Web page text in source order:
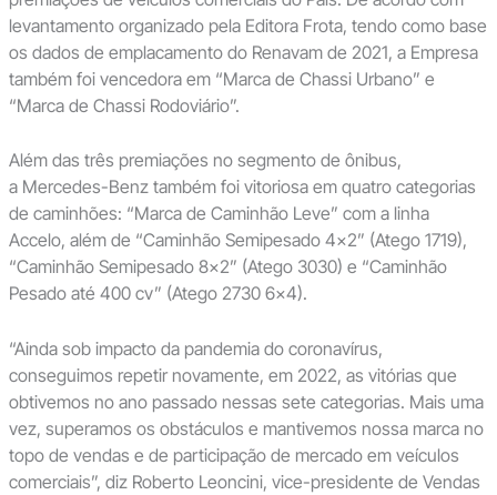
levantamento organizado pela Editora Frota, tendo como base
os dados de emplacamento do Renavam de 2021, a Empresa
também foi vencedora em “Marca de Chassi Urbano” e
“Marca de Chassi Rodoviário”.
Além das três premiações no segmento de ônibus,
a Mercedes-Benz também foi vitoriosa em quatro categorias
de caminhões: “Marca de Caminhão Leve” com a linha
Accelo, além de “Caminhão Semipesado 4×2” (Atego 1719),
“Caminhão Semipesado 8×2” (Atego 3030) e “Caminhão
Pesado até 400 cv” (Atego 2730 6×4).
“Ainda sob impacto da pandemia do coronavírus,
conseguimos repetir novamente, em 2022, as vitórias que
obtivemos no ano passado nessas sete categorias. Mais uma
vez, superamos os obstáculos e mantivemos nossa marca no
topo de vendas e de participação de mercado em veículos
comerciais”, diz Roberto Leoncini, vice-presidente de Vendas